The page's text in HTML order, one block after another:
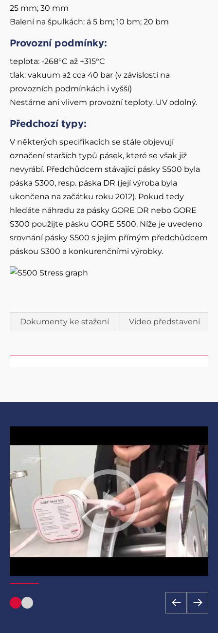
25 mm; 30 mm
Balení na špulkách: á 5 bm; 10 bm; 20 bm
Provozní podmínky:
teplota: -268°C až +315°C
tlak: vakuum až cca 40 bar (v závislosti na
provozních podmínkách i vyšší)
Nestárne ani vlivem provozní teploty. UV odolný.
Předchozí typy:
V některých specifikacích se stále objevují
označení starších typů pásek, které se však již
nevyrábí. Předchůdcem stávající pásky S500 byla
páska S300, resp. páska DR (její výroba byla
ukončena na začátku roku 2012). Pokud tedy
hledáte náhradu za pásky GORE DR nebo GORE
S300 použijte pásku GORE S500. Níže je uvedeno
srovnání pásky S500 s jejím přímým předchůdcem
páskou S300 a konkurenčními výrobky.
Dokumenty ke stažení Video představení